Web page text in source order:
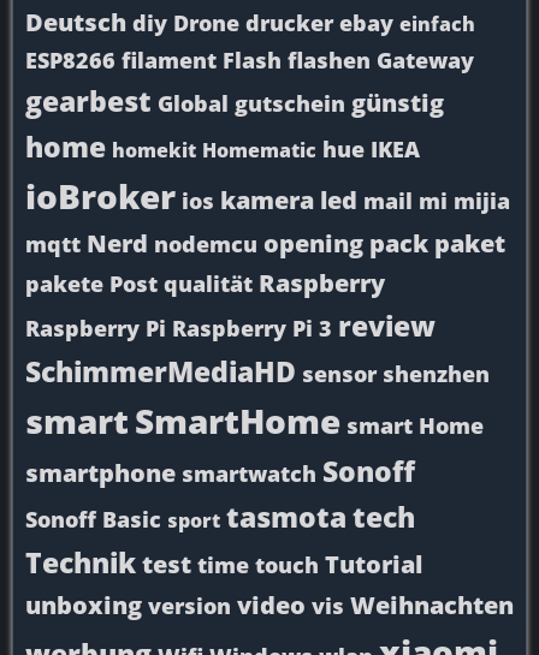
Deutsch diy Drone drucker ebay einfach
ESP8266 filament Flash flashen Gateway
gearbest Global gutschein günstig
home homekit Homematic hue IKEA
ioBroker ios kamera led mail mi mijia
mqtt Nerd nodemcu opening pack paket
pakete Post qualität Raspberry
Raspberry Pi Raspberry Pi 3 review
SchimmerMediaHD sensor shenzhen
smartSmartHome smart Home
smartphone smartwatch Sonoff
Sonoff Basic sport tasmotatech
Techniktest time touch Tutorial
unboxing version video vis Weihnachten